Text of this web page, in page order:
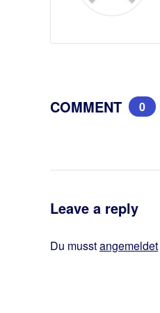
COMMENT 0
Leave a reply
Du musstangemeldet